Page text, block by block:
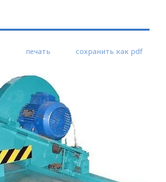
печать сохранить как pdf